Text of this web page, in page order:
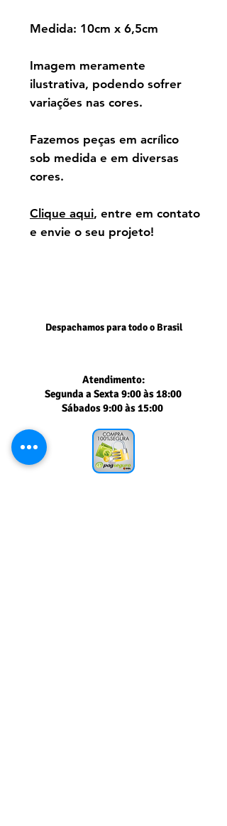
Medida: 10cm x 6,5cm
Imagem meramente
ilustrativa, podendo sofrer
variações nas cores.
Fazemos peças em acrílico
sob medida e em diversas
cores.
Clique aqui, entre em contato
e envie o seu projeto!
Despachamos para todo o Brasil
Atendimento:
Segunda a Sexta 9:00 às 18:00
Sábados 9:00 às 15:00